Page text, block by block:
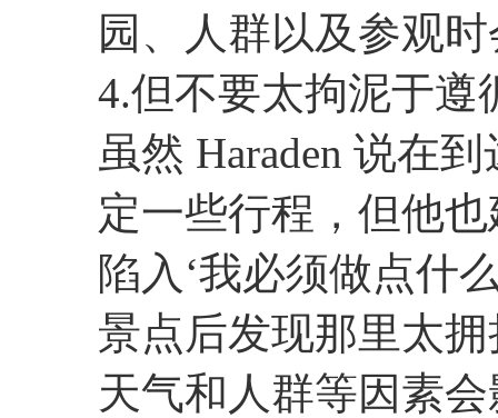
园、人群以及参观
4.但不要太拘泥于遵
虽然 Haraden 说在
定一些行程，但他
陷入‘我必须做点什
景点后发现那里太
天气和人群等因素